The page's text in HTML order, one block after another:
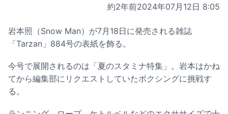
約2年前2024年07月12日 8:05
岩本照（Snow Man）が7月18日に発売される雑誌
「Tarzan」884号の表紙を飾る。
今号で展開されるのは「夏のスタミナ特集」。岩本はかね
てから編集部にリクエストしていたボクシングに挑戦す
る。